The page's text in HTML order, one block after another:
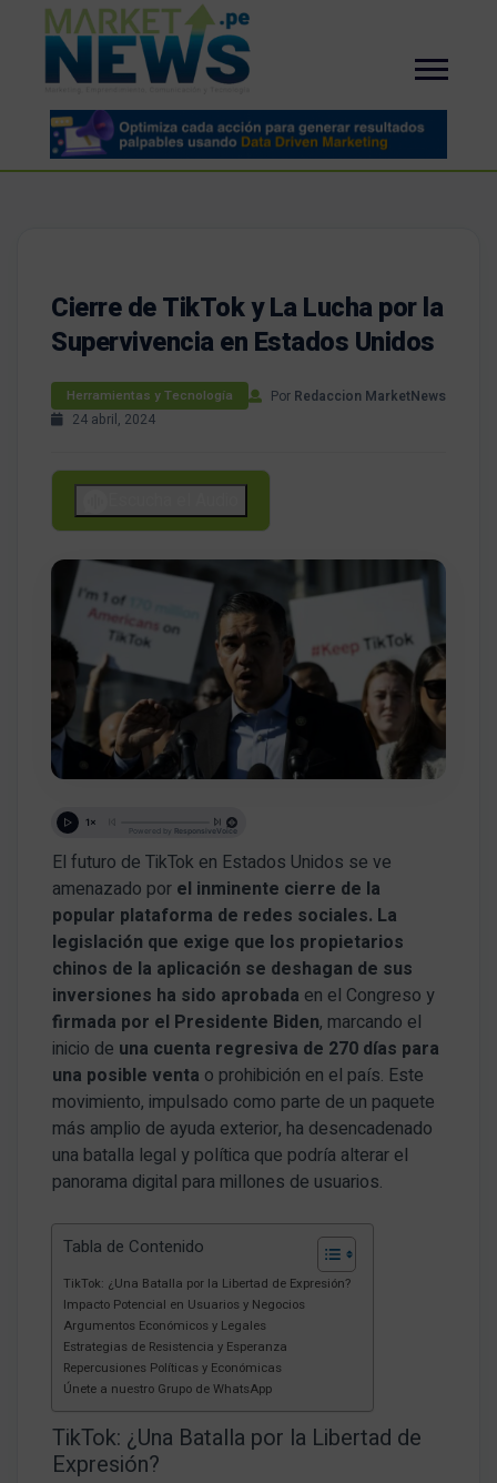
Cierre de TikTok y La Lucha por la
Supervivencia en Estados Unidos
Herramientas y Tecnología Por Redaccion MarketNews
24 abril, 2024
El futuro de TikTok en Estados Unidos se ve
amenazado por el inminente cierre de la
popular plataforma de redes sociales. La
legislación que exige que los propietarios
chinos de la aplicación se deshagan de sus
inversiones ha sido aprobada en el Congreso y
firmada por el Presidente Biden, marcando el
inicio de una cuenta regresiva de 270 días para
una posible venta o prohibición en el país. Este
movimiento, impulsado como parte de un paquete
más amplio de ayuda exterior, ha desencadenado
una batalla legal y política que podría alterar el
panorama digital para millones de usuarios.
Tabla de Contenido
TikTok: ¿Una Batalla por la Libertad de Expresión?
Impacto Potencial en Usuarios y Negocios
Argumentos Económicos y Legales
Estrategias de Resistencia y Esperanza
Repercusiones Políticas y Económicas
Únete a nuestro Grupo de WhatsApp
TikTok: ¿Una Batalla por la Libertad de
Expresión?